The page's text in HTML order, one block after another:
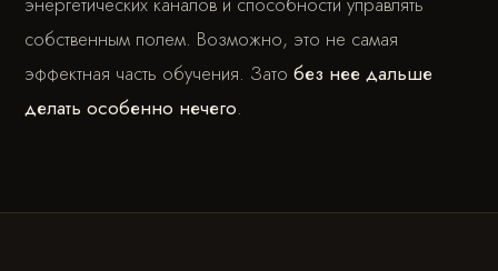
собственным полем. Возможно, это не самая
эффектная часть обучения. Зато без нее дальше
делать особенно нечего.